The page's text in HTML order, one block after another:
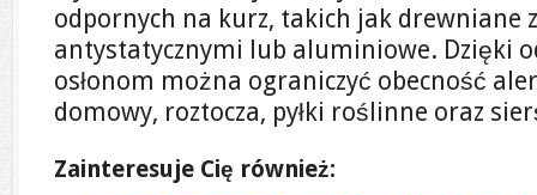
odpornych na kurz, takich jak drewniane
antystatycznymi lub aluminiowe. Dzięki
osłonom można ograniczyć obecność
domowy, roztocza, pyłki roślinne oraz
Zainteresuje Cię również: